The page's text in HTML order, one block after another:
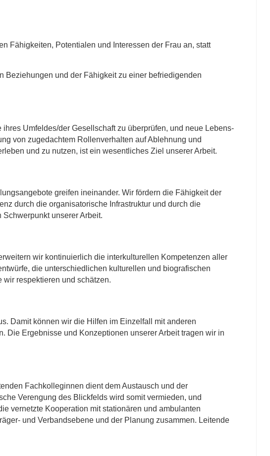
Fähigkeiten, Potentialen und Interessen der Frau an, statt
Beziehungen und der Fähigkeit zu einer befriedigenden
Umfeldes/der Gesellschaft zu überprüfen, und neue Lebens-
von zugedachtem Rollenverhalten auf Ablehnung und
und zu nutzen, ist ein wesentliches Ziel unserer Arbeit.
greifen ineinander. Wir fördern die Fähigkeit der
durch die organisatorische Infrastruktur und durch die
unserer Arbeit.
wir kontinuierlich die interkulturellen Kompetenzen aller
die unterschiedlichen kulturellen und biografischen
respektieren und schätzen.
Damit können wir die Hilfen im Einzelfall mit anderen
Die Ergebnisse und Konzeptionen unserer Arbeit tragen wir in
Fachkolleginnen dient dem Austausch und der
Verengung des Blickfelds wird somit vermieden, und
vernetzte Kooperation mit stationären und ambulanten
und Verbandsebene und der Planung zusammen. Leitende